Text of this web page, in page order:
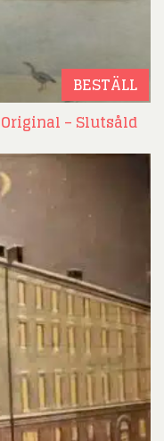
BESTÄLL
– Slutsåld